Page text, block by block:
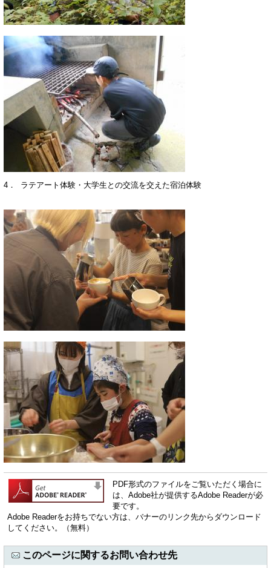
4． ラテアート体験・大学生との交流を交えた宿泊体験
PDF形式のファイルをご覧いただく場合に
は、Adobe社が提供するAdobe Readerが必
要です。
Adobe Readerをお持ちでない方は、バナーのリンク先からダウンロード
してください。（無料）
このページに関するお問い合わせ先